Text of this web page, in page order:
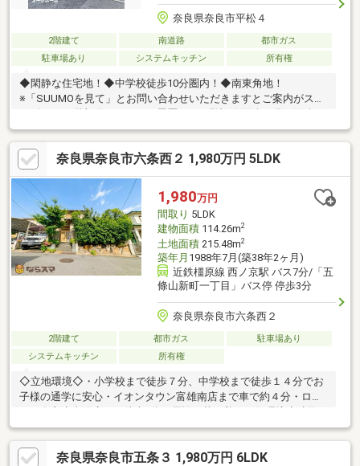
奈良県奈良市平松４
2階建て 南道路
都市ガス
駐車場あり
システムキッチン 所有権
◆閑静な住宅地！◆中学校徒歩10分圏内！◆南東角地！
※「SUUMOを見て」とお問い合わせいただきますとご案内がスム
ーズです※2階部分リフォーム履歴があり登記簿面積と現況面積に
相違があり、容積率超過しております※下水本管他人敷地通過し
ています
奈良県奈良市六条西２ 1,980万円 5LDK
1,980万円
間取り 5LDK
建物面積114.26m2
土地面積215.48m2
築年月 1988年7月(築38年2ヶ月)
近鉄橿原線 西ノ京駅 バス7分/「五
條山新町一丁目」バス停 停歩3分
奈良県奈良市六条西２
2階建て 都市ガス
駐車場あり
システムキッチン
所有権
◇立地環境◇・小学校まで徒歩７分、中学校まで徒歩１４分でお
子様の通学に安心・イオンタウン富雄南店まで車で約４分・ロー
◇・全居室６帖以上の広々間取り☆・全居室南向き！・駐車１台
可・前面道路幅員６.２ｍあるので駐車が苦手な方でも安心です
☆◆◆◆物件見学【随時】受付中◆◆◆物件見学ご希望は、事前
奈良県奈良市五条３ 1,980万円 6LDK